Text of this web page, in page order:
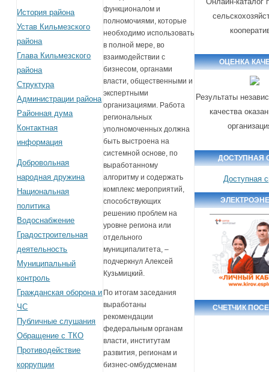
История района
Устав Кильмезского
района
Глава Кильмезского
района
Структура
Администрации района
Районная дума
Контактная
информация
Добровольная
народная дружина
Национальная
политика
Водоснабжение
Градостроительная
деятельность
Муниципальный
контроль
Гражданская оборона и
ЧС
Публичные слушания
Обращение с ТКО
Противодействие
коррупции
функционалом и
полномочиями, которые
необходимо использовать
в полной мере, во
взаимодействии с
бизнесом, органами
власти, общественными и
экспертными
организациями. Работа
региональных
уполномоченных должна
быть выстроена на
системной основе, по
выработанному
алгоритму и содержать
комплекс мероприятий,
способствующих
решению проблем на
уровне региона или
отдельного
муниципалитета, –
подчеркнул Алексей
Кузьмицкий.
По итогам заседания
выработаны
рекомендации
федеральным органам
власти, институтам
развития, регионам и
бизнес-омбудсменам
ОЦЕНКА
Результаты
качества
ДОСТУПНАЯ
Доступная
СЧЕТЧИК